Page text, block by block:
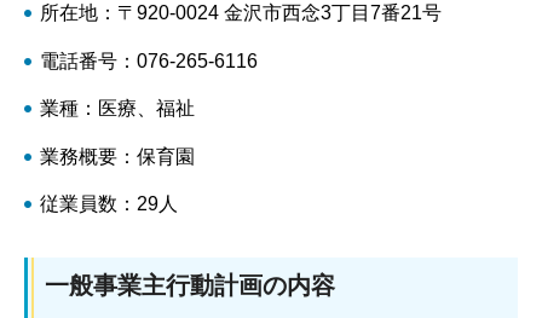
所在地：〒920-0024 金沢市西念3丁目7番21号
電話番号：076-265-6116
業種：医療、福祉
業務概要：保育園
従業員数：29人
一般事業主行動計画の内容